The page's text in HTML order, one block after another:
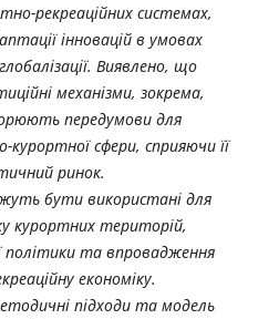
рекреаційних системах,
інновацій в умовах
Виявлено, що
механізми, зокрема,
передумови для
сфери, сприяючи її
ринок.
бути використані для
курортних територій,
політики та впровадження
економіку.
підходи та модель